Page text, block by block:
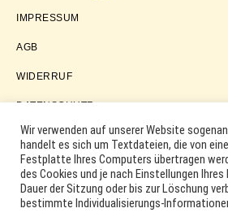
Störmer
IMPRESSUM
AGB
WIDERRUF
DATENSCHUTZ
COPYRIGHT © 2026 ·
MARKEN, ERSATZTEILNUMMERN,
PRODUKTABBILDUNGEN UND
IDENTIFIKATION DER PRODUKTE
Wir verwenden auf unserer Website
handelt es sich um Textdateien, die von
Festplatte Ihres Computers übertragen
des Cookies und je nach Einstellungen
Dauer der Sitzung oder bis zur Löschung
bestimmte Individualisierungs-